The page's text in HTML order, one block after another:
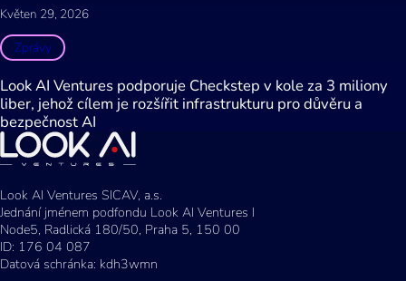
Květen 29, 2026
Zprávy
Look AI Ventures podporuje Checkstep v kole za 3 miliony
liber, jehož cílem je rozšířit infrastrukturu pro důvěru a
bezpečnost AI
Look AI Ventures SICAV, a.s.
Jednání jménem podfondu Look AI Ventures I
Node5, Radlická 180/50, Praha 5, 150 00
ID: 176 04 087
Datová schránka: kdh3wmn